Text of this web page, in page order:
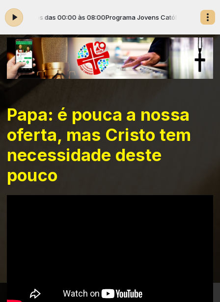
das 00:00 às 08:00Programa Jovens Católicos Conectados
Papa: é pouca a nossa
oferta, mas Cristo tem
necessidade deste
pouco